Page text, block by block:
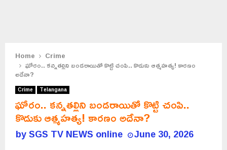
Home Crime
ఘోరం.. కన్నతల్లిని బండరాయితో కొట్టి చంపి.. కొడుకు ఆత్మహత్య! కారణం
అదేనా?
Crime Telangana
ఘోరం.. కన్నతల్లిని బండరాయితో కొట్టి చంపి..
కొడుకు ఆత్మహత్య! కారణం అదేనా?
bySGS TV NEWS online June 30, 2026